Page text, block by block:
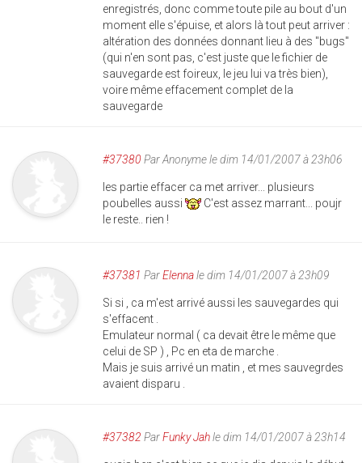
enregistrés, donc comme toute pile au bout d'un
moment elle s'épuise, et alors là tout peut arriver :
altération des données donnant lieu à des "bugs"
(qui n'en sont pas, c'est juste que le fichier de
sauvegarde est foireux, le jeu lui va très bien),
voire même effacement complet de la
sauvegarde
#37380 ParAnonymele dim 14/01/2007 à 23h06
les partie effacer ca met arriver... plusieurs
poubelles aussi
C'est assez marrant... poujr
le reste.. rien !
#37381 ParElennale dim 14/01/2007 à 23h09
Si si , ca m'est arrivé aussi les sauvegardes qui
s'effacent .
Emulateur normal ( ca devait être le même que
celui de SP ) , Pc en eta de marche .
Mais je suis arrivé un matin , et mes sauvegrdes
avaient disparu .
#37382 ParFunky Jahle dim 14/01/2007 à 23h14